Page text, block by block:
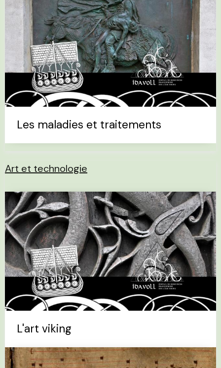
Les maladies et traitements
Art et technologie
L'art viking